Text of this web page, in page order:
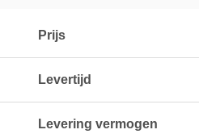
Prijs
Levertijd
Levering vermogen